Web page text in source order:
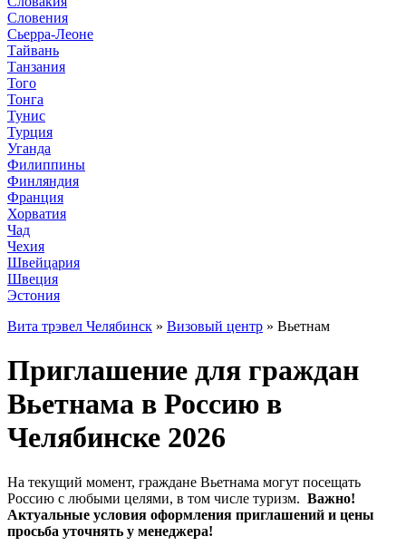
Словения
Сьерра-Леоне
Тайвань
Танзания
Того
Тонга
Тунис
Турция
Уганда
Филиппины
Финляндия
Франция
Хорватия
Чад
Чехия
Швейцария
Швеция
Эстония
Вита трэвел Челябинск » Визовый центр » Вьетнам
Приглашение для граждан
Вьетнама в Россию в
Челябинске 2026
На текущий момент, граждане Вьетнама могут посещать
Россию с любыми целями, в том числе туризм. Важно!
Актуальные условия оформления приглашений и цены
просьба уточнять у менеджера!